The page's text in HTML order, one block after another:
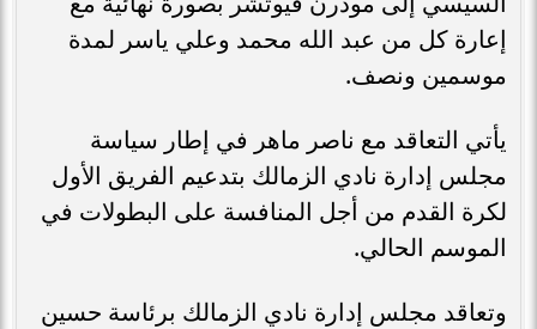
إعارة كل من عبد الله محمد وعلي ياسر لمدة
موسمين ونصف.
يأتي التعاقد مع ناصر ماهر في إطار سياسة
مجلس إدارة نادي الزمالك بتدعيم الفريق الأول
لكرة القدم من أجل المنافسة على البطولات في
الموسم الحالي.
وتعاقد مجلس إدارة نادي الزمالك برئاسة حسين